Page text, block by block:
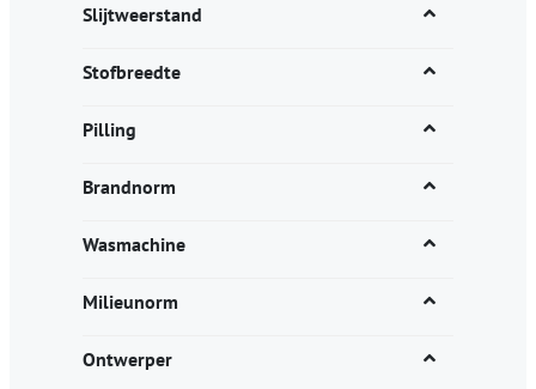
Slijtweerstand
Stofbreedte
Pilling
Brandnorm
Wasmachine
Milieunorm
Ontwerper